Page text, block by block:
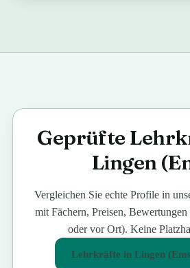
Geprüfte
Lingen
Vergleichen Sie echte Profile in
mit Fächern, Preisen,
oder vor Ort). Keine
Lehrkräfte in Lingen